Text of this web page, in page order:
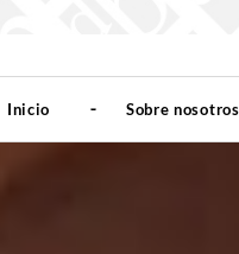
Inicio Sobre nosotros